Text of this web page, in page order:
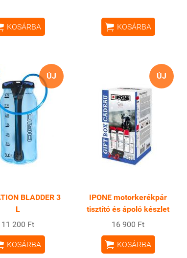
KOSÁRBA  KOSÁRBA
ÚJ
BLADDER 3
L
11 200 Ft
KOSÁRBA
ÚJ
IPONE motorkerékpár
tisztító és ápoló készlet
16 900 Ft
 KOSÁRBA